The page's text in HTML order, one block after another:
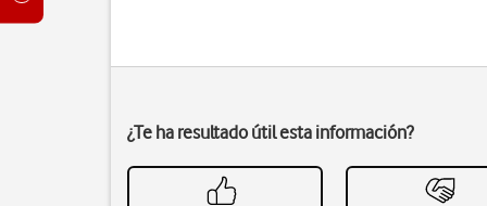
¿Te ha resultado útil esta información?